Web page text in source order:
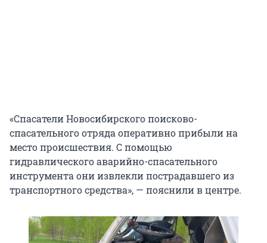
«Спасатели Новосибирского поисково-
спасательного отряда оперативно прибыли на
место происшествия. С помощью
гидравлического аварийно-спасательного
инструмента они извлекли пострадавшего из
транспортного средства», — пояснили в центре.